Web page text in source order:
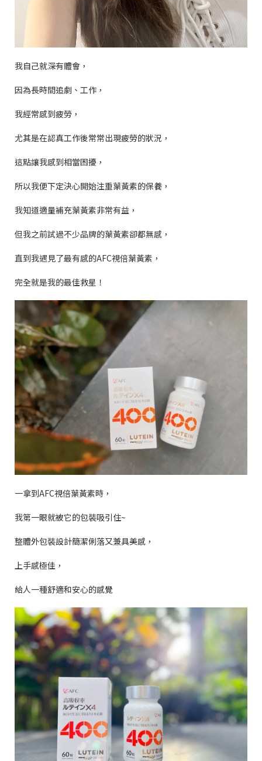
我自己就深有體會，
因為長時間追劇、工作，
我經常感到疲勞，
尤其是在認真工作後常常出現疲勞的狀況，
這點讓我感到相當困擾，
所以我便下定決心開始注重葉黃素的保養，
我知道適量補充葉黃素非常有益，
但我之前試過不少品牌的葉黃素卻都無感，
直到我遇見了最有感的AFC視倍葉黃素，
完全就是我的最佳救星！
一拿到AFC視倍葉黃素時，
我第一眼就被它的包裝吸引住~
整體外包裝設計簡潔俐落又兼具美感，
上手感極佳，
給人一種舒適和安心的感覺